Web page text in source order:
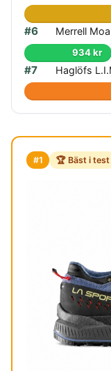
#6 Merrell
934 kr
#7 Haglöfs
#1 🏆 Bäst i test